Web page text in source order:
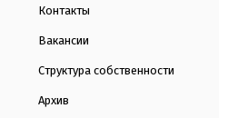
Контакты
Вакансии
Структура собственности
Архив